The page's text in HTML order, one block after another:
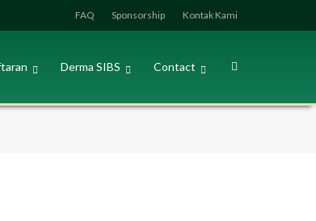
FAQ Sponsorship Kontak Kami
Derma SIBS Contact